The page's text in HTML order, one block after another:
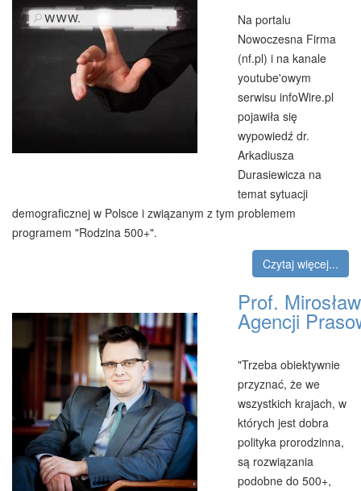
Na portalu
Nowoczesna Firma
(nf.pl) i na kanale
youtube'owym
serwisu infoWire.pl
pojawiła się
wypowiedź dr.
Arkadiusza
Durasiewicza na
temat sytuacji
demograficznej w Polsce i związanym z tym problemem
programem "Rodzina 500+".
Czytaj więcej...
Prof.
Agencji
"Trzeba obiektywnie
przyznać, że we
wszystkich krajach, w
których jest dobra
polityka prorodzinna,
są rozwiązania
podobne do 500+,